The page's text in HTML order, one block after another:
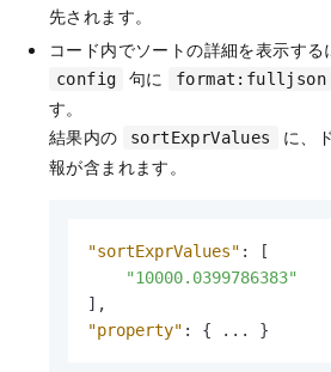
先されます。
コード内でソートの詳細を表示する
config 句に format:fulljson
す。
結果内の
sortExprValues
に、
報が含まれます。
"sortExprValues" :
[
"10000.0399786383"
] ,
"property" : { ... }